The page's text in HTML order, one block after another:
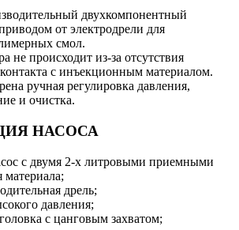
двухкомпонентный
от электродрели для
смол.
не происходит из-за отсутствия
с инъекционным материалом.
ручная регулировка давления,
и очистка.
НАСОСА
с двумя 2-х литровыми приемными
материала;
дрель;
давления;
с цанговым захватом;